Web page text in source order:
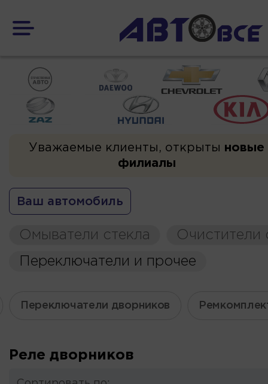
Уважаемые клиенты, открыты новые
филиалы
Ваш автомобиль
Омыватели стекла
Очистители
Переключатели и прочее
Переключатели дворников
Реле дворников